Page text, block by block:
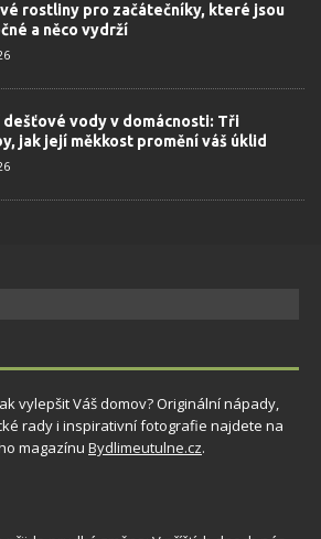
rostliny pro začátečníky, které jsou
a něco vydrží
vody v domácnosti: Tři
jak její měkkost promění váš úklid
vylepšit Váš domov? Originální nápady,
rady i inspirativní fotografie najdete na
magazínu Bydlimeutulne.cz.